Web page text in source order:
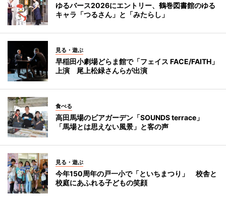
ゆるバース2026にエントリー、鶴巻図書館のゆる
キャラ「つるさん」と「みたらし」
見る・遊ぶ
早稲田小劇場どらま館で「フェイス FACE/FAITH」
上演 尾上松緑さんらが出演
食べる
高田馬場のビアガーデン「SOUNDS terrace」
「馬場とは思えない風景」と客の声
見る・遊ぶ
今年150周年の戸一小で「といちまつり」 校舎と
校庭にあふれる子どもの笑顔